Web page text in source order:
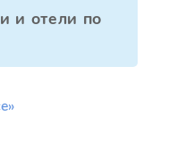
отели по